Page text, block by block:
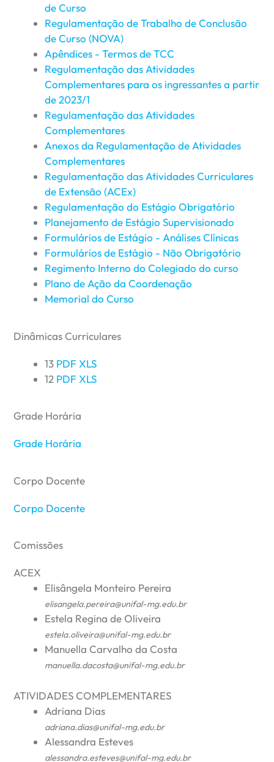
de Curso
Regulamentação de Trabalho de Conclusão
de Curso (NOVA)
Apêndices - Termos de TCC
Regulamentação das Atividades
Complementares para os ingressantes a partir
de 2023/1
Regulamentação das Atividades
Complementares
Anexos da Regulamentação de Atividades
Complementares
Regulamentação das Atividades Curriculares
de Extensão (ACEx)
Regulamentação do Estágio Obrigatório
Planejamento de Estágio Supervisionado
Formulários de Estágio - Análises Clínicas
Formulários de Estágio - Não Obrigatório
Regimento Interno do Colegiado do curso
Plano de Ação da Coordenação
Memorial do Curso
Dinâmicas Curriculares
13 PDF XLS
12 PDF XLS
Grade Horária
Grade Horária
Corpo Docente
Corpo Docente
Comissões
ACEX
Elisângela Monteiro Pereira
elisangela.pereira@unifal-mg.edu.br
Estela Regina de Oliveira
estela.oliveira@unifal-mg.edu.br
Manuella Carvalho da Costa
manuella.dacosta@unifal-mg.edu.br
ATIVIDADES COMPLEMENTARES
Adriana Dias
adriana.dias@unifal-mg.edu.br
Alessandra Esteves
alessandra.esteves@unifal-mg.edu.br